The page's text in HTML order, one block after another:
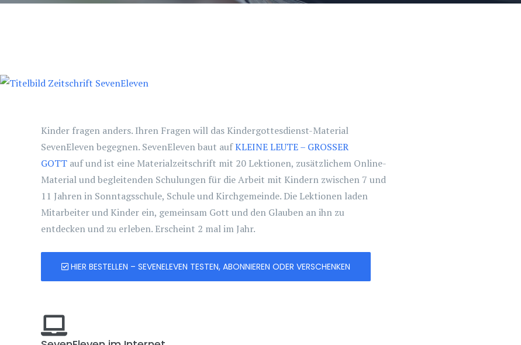
Kinder fragen anders. Ihren Fragen will das Kindergottesdienst-Material
SevenEleven begegnen. SevenEleven baut aufKLEINE LEUTE – GROSSER
GOTT auf und ist eine Materialzeitschrift mit 20 Lektionen, zusätzlichem Online-
Material und begleitenden Schulungen für die Arbeit mit Kindern zwischen 7 und
11 Jahren in Sonntagsschule, Schule und Kirchgemeinde. Die Lektionen laden
Mitarbeiter und Kinder ein, gemeinsam Gott und den Glauben an ihn zu
entdecken und zu erleben. Erscheint 2 mal im Jahr.
HIER BESTELLEN – SEVENELEVEN TESTEN, ABONNIEREN ODER VERSCHENKEN